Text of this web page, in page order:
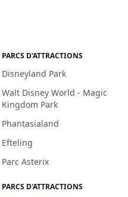
PARCS D'ATTRACTIONS
Disneyland Park
Walt Disney World - Magic
Kingdom Park
Phantasialand
Efteling
Parc Asterix
PARCS D'ATTRACTIONS